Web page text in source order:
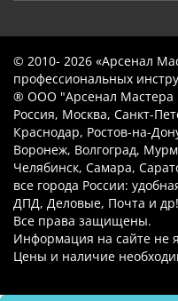
© 2010- 2026 «Арсенал
профессиональных
® ООО "Арсенал Мастера
Россия, Москва, Санкт-
Краснодар, Ростов-на-
Воронеж, Волгоград,
Челябинск, Самара,
все города России:
ДПД, Деловые, Почта и др!
Все права защищены.
Информация на сайте не
Цены и наличие